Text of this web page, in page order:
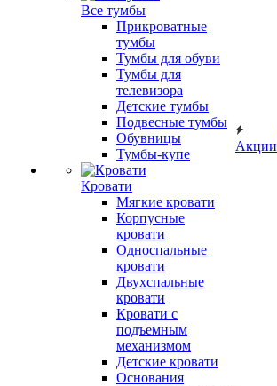
Все тумбы
Прикроватные
тумбы
Тумбы для обуви
Тумбы для
телевизора
Детские тумбы
Подвесные тумбы
Обувницы
Тумбы-купе
Кровати
Мягкие кровати
Корпусные
кровати
Односпальные
кровати
Двухспальные
кровати
Кровати с
подъемным
механизмом
Детские кровати
Основания
Акции